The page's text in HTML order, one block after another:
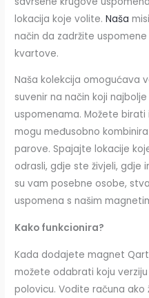
lokacija koje volite.Naša
način da zadržite
kvartove.
Naša kolekcija omogućava
suvenir na način koji
uspomenama. Možete
mogu međusobno
parove. Spajajte lokacije
odrasli, gdje ste živjeli, gdje
su vam posebne osobe,
uspomena s našim
Kako funkcionira?
Kada dodajete magnet
možete odabrati koju
polovicu. Vodite računa